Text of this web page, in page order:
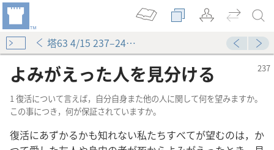
塔63 4/15 237–246ページ
よみがえった人を見分ける
1 復活について言えば，自分自身また他の人に関して何を望みますか。
この事につき，何が保証されていますか。
復活にあずかるかも知れない私たちすべてが望むのは，か